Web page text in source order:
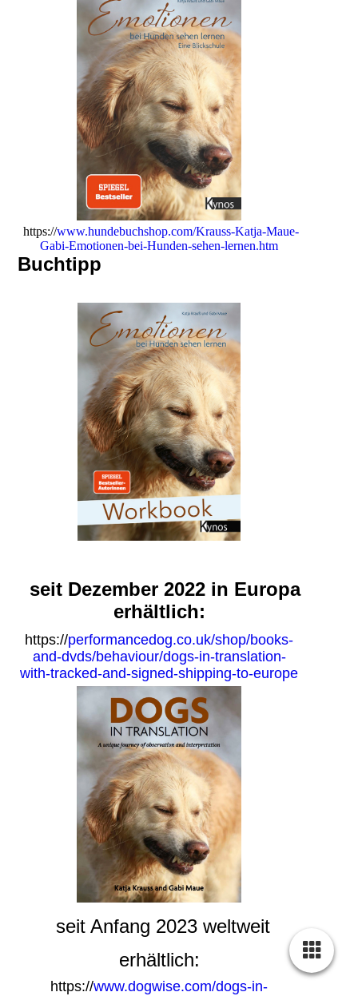
https://www.hundebuchshop.com/Krauss-Katja-Maue-
Gabi-Emotionen-bei-Hunden-sehen-lernen.htm
Buchtipp
seit Dezember 2022 in Europa
erhältlich:
https://performancedog.co.uk/shop/books-
and-dvds/behaviour/dogs-in-translation-
with-tracked-and-signed-shipping-to-europe
seit Anfang 2023 weltweit
erhältlich:
https://www.dogwise.com/dogs-in-